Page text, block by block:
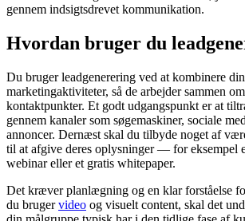
gennem indsigtsdrevet kommunikation.
Hvordan bruger du
Du bruger leadgenerering ved at kombinere
marketingaktiviteter, så de arbejder sammen
kontaktpunkter. Et godt udgangspunkt er at
gennem kanaler som søgemaskiner, sociale
annoncer. Dernæst skal du tilbyde noget af
til at afgive deres oplysninger — for eksempel
webinar eller et gratis whitepaper.
Det kræver planlægning og en klar forståelse
du brugervideo og visuelt content, skal det